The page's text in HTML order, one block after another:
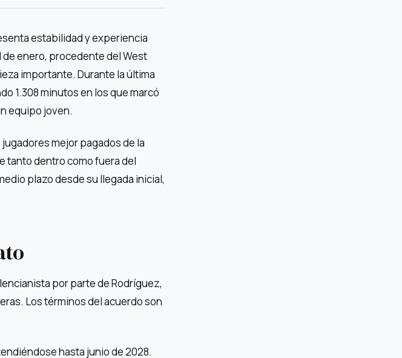
estabilidad y experiencia
de enero, procedente del West
importante. Durante la última
1.308 minutos en los que marcó
equipo joven.
mejor pagados de la
tanto dentro como fuera del
plazo desde su llegada inicial,
por parte de Rodríguez,
Los términos del acuerdo son
hasta junio de 2028.